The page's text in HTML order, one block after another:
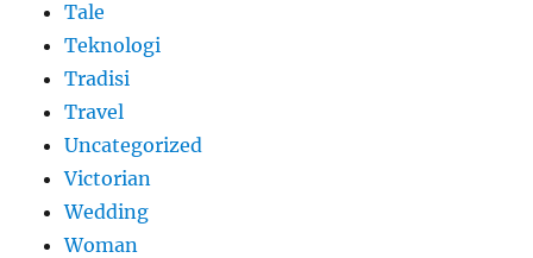
Tale
Teknologi
Tradisi
Travel
Uncategorized
Victorian
Wedding
Woman